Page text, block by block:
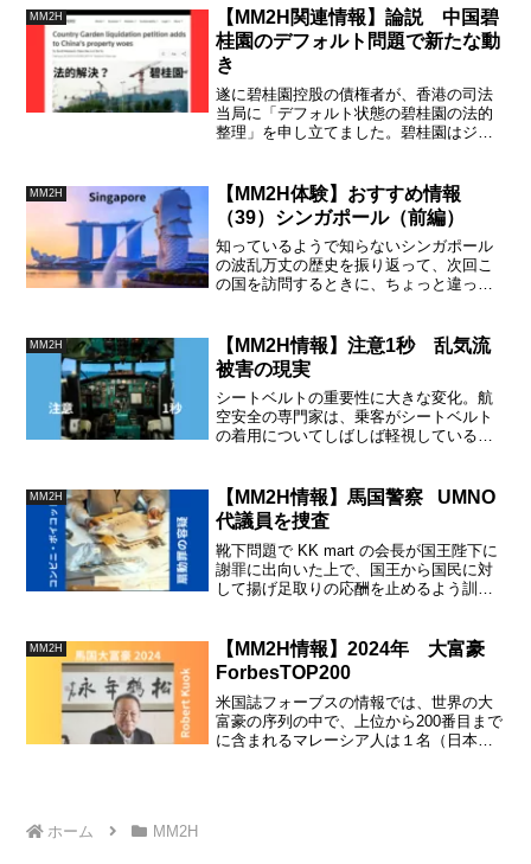
社です。
MM2H
【MM2H関連情報】論説 中国碧
桂園のデフォルト問題で新たな動
き
遂に碧桂園控股の債権者が、香港の司法
当局に「デフォルト状態の碧桂園の法的
整理」を申し立てました。碧桂園はジョ
市」の総工費の６割を受け持っていま
す。
MM2H
【MM2H体験】おすすめ情報
（39）シンガポール（前編）
知っているようで知らないシンガポール
の波乱万丈の歴史を振り返って、次回こ
の国を訪問するときに、ちょっと違った
MM2H
【MM2H情報】注意1秒 乱気流
被害の現実
シートベルトの重要性に大きな変化。航
空安全の専門家は、乗客がシートベルト
の着用についてしばしば軽視していると
の影響で、悪化していると警告していま
す。
MM2H
【MM2H情報】馬国警察 UMNO
代議員を捜査
靴下問題で KK mart の会長が国王陛下に
謝罪に出向いた上で、国王から国民に対
して揚げ足取りの応酬を止めるよう訓示
がかかっています。新たな展開です。
MM2H
【MM2H情報】2024年 大富豪
ForbesTOP200
米国誌フォーブスの情報では、世界の大
富豪の序列の中で、上位から200番目まで
に含まれるマレーシア人は１名（日本は
ホーム
MM2H